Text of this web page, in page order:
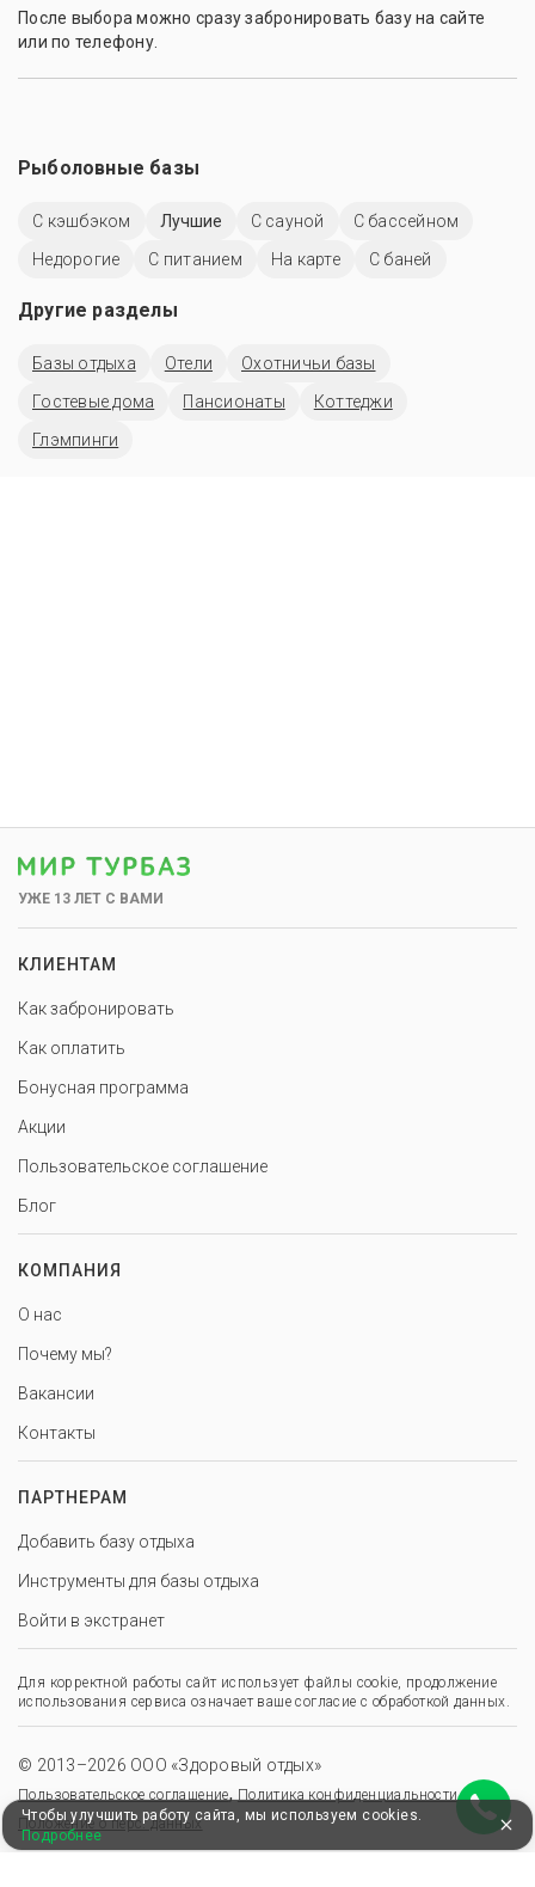
После выбора можно сразу забронировать базу на сайте
или по телефону.
Рыболовные базы
С кэшбэком Лучшие С сауной
С бассейном
Недорогие
С питанием На карте С баней
Другие разделы
Базы отдыха Отели
Охотничьи базы
Гостевые дома
Пансионаты
Коттеджи
Глэмпинги
УЖЕ 13 ЛЕТ С ВАМИ
КЛИЕНТАМ
Как забронировать
Как оплатить
Бонусная программа
Акции
Пользовательское соглашение
Блог
КОМПАНИЯ
О нас
Почему мы?
Вакансии
Контакты
ПАРТНЕРАМ
Добавить базу отдыха
Инструменты для базы отдыха
Войти в экстранет
Для корректной работы сайт использует файлы cookie, продолжение
использования сервиса означает ваше согласие с обработкой данных.
© 2013–2026 ООО «Здоровый отдых»
Пользовательское соглашение,Политика конфиденциальности,
Положение о перс. данных
Чтобы улучшить работу сайта, мы используем cookies.
Подробнее